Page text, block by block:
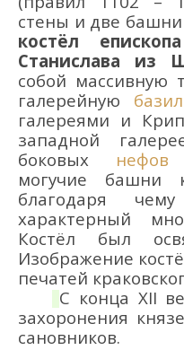
стены и две
костёл
Станислава из
собой массивную
галерейную
галереями и
западной
боковых нефов
могучие башни
благодаря
характерный
Костёл был
Изображение
печатей
С конца XII
захоронения
сановников.